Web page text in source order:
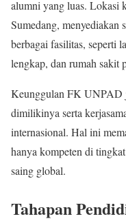
alumni yang luas. Lokasi
Sumedang, menyediakan
berbagai fasilitas, seperti
lengkap, dan rumah sakit
Keunggulan FK UNPAD
dimilikinya serta
internasional. Hal ini
hanya kompeten di
saing global.
Tahapan